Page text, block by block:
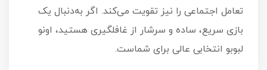
تعامل اجتماعی را نیز تقویت می‌کند. اگر به‌دنبال یک
بازی سریع، ساده و سرشار از غافلگیری هستید، اونو
لبوبو انتخابی عالی برای شماست.